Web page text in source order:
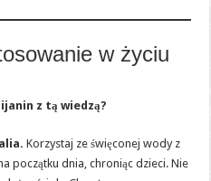
w życiu
z tą wiedzą?
Korzystaj ze święconej wody z
początku dnia, chroniąc dzieci. Nie